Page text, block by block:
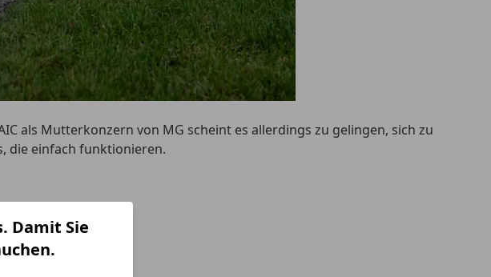
Damit Sie
als Mutterkonzern von MG scheint es allerdings zu gelingen, sich zu
die einfach funktionieren.